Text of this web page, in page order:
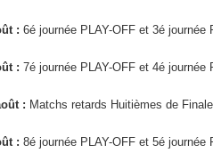
: 6é journée PLAY-OFF et 3é
: 7é journée PLAY-OFF et 4é journée
: Matchs retards Huitièmes de
: 8é journée PLAY-OFF et 5é journée